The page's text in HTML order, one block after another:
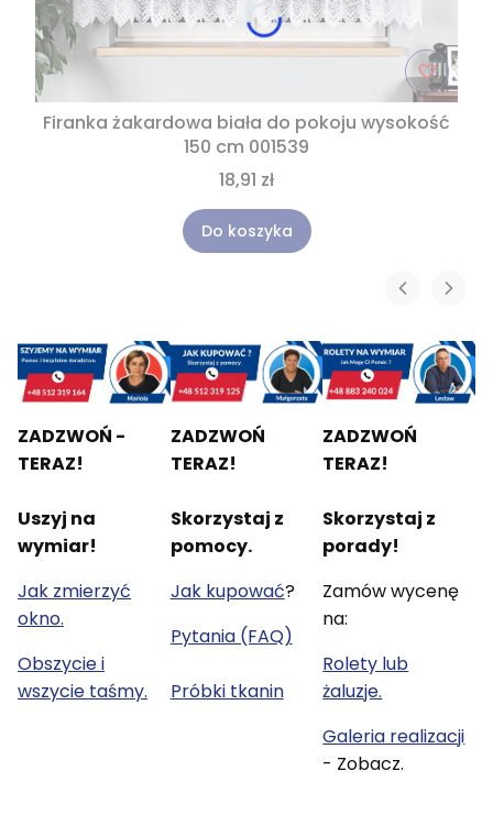
Firanka żakardowa biała do pokoju wysokość
150 cm 001539
18,91 zł
Do koszyka
ZADZWOŃ -
TERAZ!
Uszyj na
wymiar!
Jak zmierzyć
okno.
Obszycie i
wszycie taśmy.
ZADZWOŃ
TERAZ!
Skorzystaj z
pomocy.
Jak kupować?
Pytania (FAQ)
Próbki tkanin
ZADZWOŃ
TERAZ!
Skorzystaj z
porady!
Zamów wycenę
na:
Rolety lub
żaluzje.
Galeria realizacji
- Zobacz.